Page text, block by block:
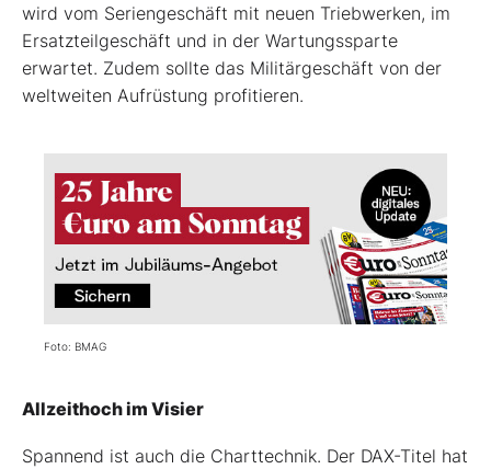
wird vom Seriengeschäft mit neuen Triebwerken, im
Ersatzteilgeschäft und in der Wartungssparte
erwartet. Zudem sollte das Militärgeschäft von der
weltweiten Aufrüstung profitieren.
Foto: BMAG
Allzeithoch im Visier
Spannend ist auch die Charttechnik. Der DAX-Titel hat